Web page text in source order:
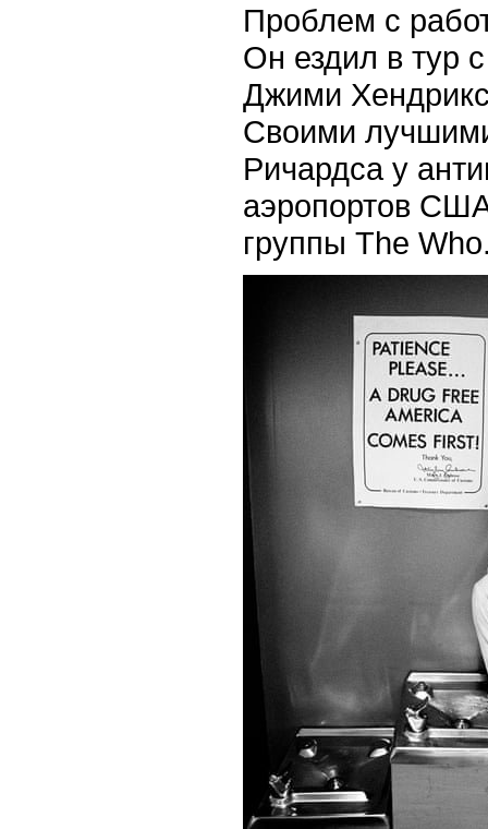
Проблем с
Он ездил в тур
Джими
Своими
Ричардса у
аэропортов
группы The